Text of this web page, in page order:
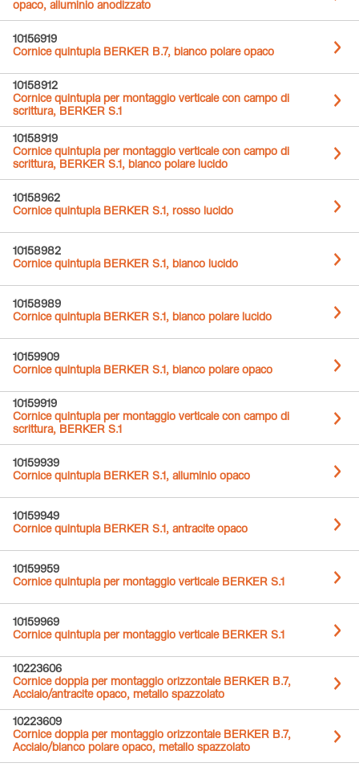
opaco, alluminio anodizzato
10156919
Cornice quintupla BERKER B.7, bianco polare opaco
10158912
Cornice quintupla per montaggio verticale con campo di
scrittura, BERKER S.1
10158919
Cornice quintupla per montaggio verticale con campo di
scrittura, BERKER S.1, bianco polare lucido
10158962
Cornice quintupla BERKER S.1, rosso lucido
10158982
Cornice quintupla BERKER S.1, bianco lucido
10158989
Cornice quintupla BERKER S.1, bianco polare lucido
10159909
Cornice quintupla BERKER S.1, bianco polare opaco
10159919
Cornice quintupla per montaggio verticale con campo di
scrittura, BERKER S.1
10159939
Cornice quintupla BERKER S.1, alluminio opaco
10159949
Cornice quintupla BERKER S.1, antracite opaco
10159959
Cornice quintupla per montaggio verticale BERKER S.1
10159969
Cornice quintupla per montaggio verticale BERKER S.1
10223606
Cornice doppia per montaggio orizzontale BERKER B.7,
Acciaio/antracite opaco, metallo spazzolato
10223609
Cornice doppia per montaggio orizzontale BERKER B.7,
Acciaio/bianco polare opaco, metallo spazzolato